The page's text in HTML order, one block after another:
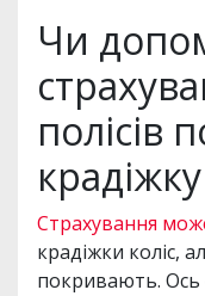
Чи
полісів
Страхування
крадіжки коліс,
покривають. Ось